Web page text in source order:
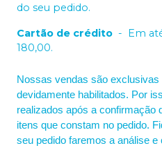
do seu pedido.
Cartão de crédito - Em
180,00.
Nossas vendas são
devidamente habilitados. Por
realizados após a confirmação
itens que constam no pedido.
seu pedido faremos a análise